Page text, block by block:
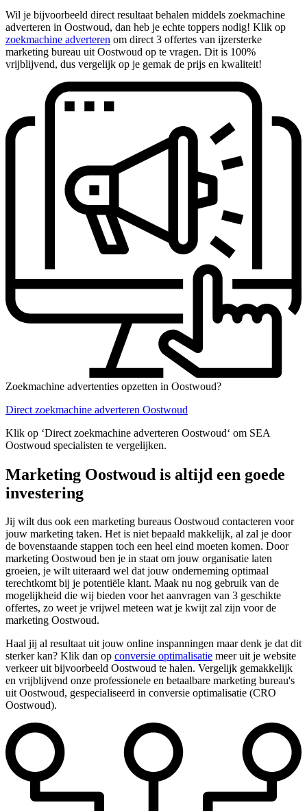
Wil je bijvoorbeeld direct resultaat behalen middels zoekmachine
adverteren in Oostwoud, dan heb je echte toppers nodig! Klik op
zoekmachine adverteren om direct 3 offertes van ijzersterke
marketing bureau uit Oostwoud op te vragen. Dit is 100%
vrijblijvend, dus vergelijk op je gemak de prijs en kwaliteit!
Zoekmachine advertenties opzetten in Oostwoud?
Direct zoekmachine adverteren Oostwoud
Klik op ‘Direct zoekmachine adverteren Oostwoud‘ om SEA
Oostwoud specialisten te vergelijken.
Marketing Oostwoud is altijd een goede
investering
Jij wilt dus ook een marketing bureaus Oostwoud contacteren voor
jouw marketing taken. Het is niet bepaald makkelijk, al zal je door
de bovenstaande stappen toch een heel eind moeten komen. Door
marketing Oostwoud ben je in staat om jouw organisatie laten
groeien, je wilt uiteraard wel dat jouw onderneming optimaal
terechtkomt bij je potentiële klant. Maak nu nog gebruik van de
mogelijkheid die wij bieden voor het aanvragen van 3 geschikte
offertes, zo weet je vrijwel meteen wat je kwijt zal zijn voor de
marketing Oostwoud.
Haal jij al resultaat uit jouw online inspanningen maar denk je dat dit
sterker kan? Klik dan op conversie optimalisatie meer uit je website
verkeer uit bijvoorbeeld Oostwoud te halen. Vergelijk gemakkelijk
en vrijblijvend onze professionele en betaalbare marketing bureau's
uit Oostwoud, gespecialiseerd in conversie optimalisatie (CRO
Oostwoud).